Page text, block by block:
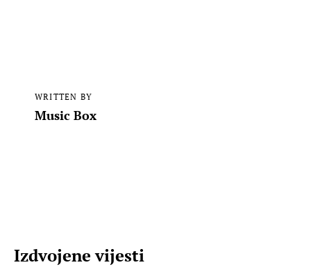
WRITTEN BY
Music Box
Izdvojene vijesti